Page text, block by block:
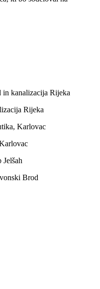
kanalizacija Rijeka
Rijeka
Karlovac
Brod